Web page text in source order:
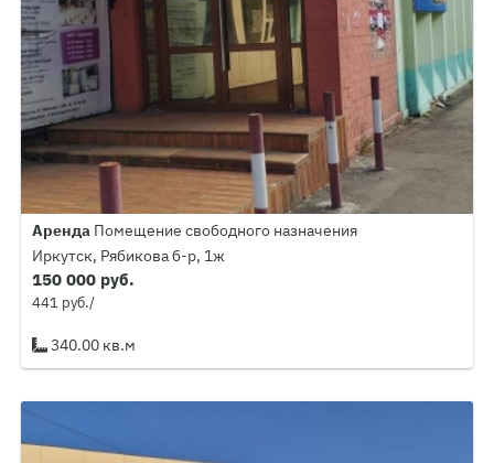
Аренда Помещение свободного назначения
Иркутск, Рябикова б-р, 1ж
150 000 руб.
441 руб./
340.00 кв.м